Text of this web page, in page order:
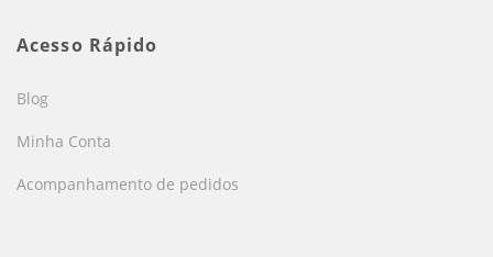
Acesso Rápido
Blog
Minha Conta
Acompanhamento de pedidos